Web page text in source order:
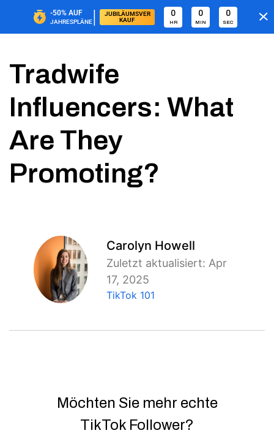
-50% AUF
JAHRESPLÄNE|
JUBILÄUMSVER
KAUF
0
HR
0
MIN
0
SEC
Tradwife
Influencers: What
Are They
Promoting?
Carolyn Howell
Zuletzt aktualisiert: Apr
17, 2025
TikTok 101
Möchten Sie mehr echte
TikTok Follower?